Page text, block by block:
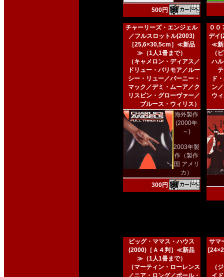
500円
チャーリーズ・エンジェル
／フルスロットル(2003)
［25,6×30,5cm］≪新品
≫（1人1冊まで）
（キャメロン・ディアス／
ドリュー・バリモア／ルー
シー・リュー／バーニー・
マック／デミ・ムーア／ク
リスピン・グローヴァー／
ブルース・ウィリス）
海外製作
(2000年
～)
2003年製
作（製作
国 アメリ
カ）
300円
００
デイ
≪新
（
ハ
ド
ン
ウ
ビッグ・ママス・ハウス
(2000)［Ａ４判］≪新品
≫（1人1冊まで）
（マーティン・ローレンス
／ニア・ロング／ポール・
サマ
（
イ